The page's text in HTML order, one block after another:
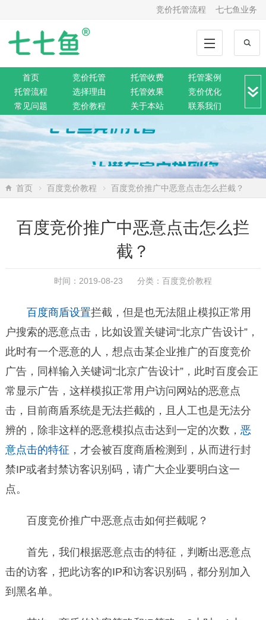
竞价托管流程 七七鱼业务
首页 竞价托管 托管收费
托管案例
托管流程
选择理由 托管效果
竞价优化
常见问题
竞价教程 关于本站
联系我们
竞价转化
网站托管
360托管 神马托管
微信托管
搜索资讯 网络营销
SEO排名
首页 百度竞价教程 百度竞价推广中恶意点击怎么拦截？
百度竞价推广中恶意点击怎么拦
截？
时间：2019-08-23 分类： 百度竞价教程
百度商盾设置拦截，但是也无法阻止模拟正常用
户搜索的恶意点击，比如设置关键词“北京广告设计”，
此时有一个恶意的人，想点击某企业推广的百度竞价
广告，同样输入关键词“北京广告设计”，此时百度会正
常显示广告，这样模拟正常用户访问网站的恶意点
击，目前商盾系统是无法拦截的，且人工也是无法分
辨的，除非这样的恶意模拟点击达到一定的次数， 恶
意点击的特征 ，才会被百度商盾检测到，从而进行封
禁IP或者封禁访客识别码，请广大企业要明白这一
点。
百度竞价推广中恶意点击如何拦截呢？
首先，我们根据恶意点击的特征，判断出恶意点
击的访客，把此访客的IP和访客识别码，都分别加入
到黑名单。